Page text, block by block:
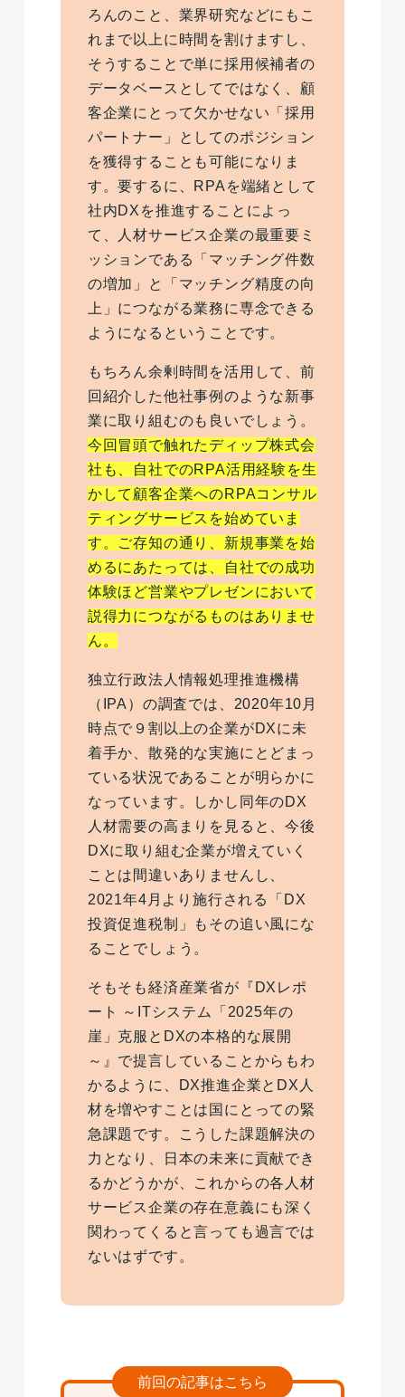
ろんのこと、業界研究などにもこ
れまで以上に時間を割けますし、
そうすることで単に採用候補者の
データベースとしてではなく、顧
客企業にとって欠かせない「採用
パートナー」としてのポジション
を獲得することも可能になりま
す。要するに、RPAを端緒として
社内DXを推進することによっ
て、人材サービス企業の最重要ミ
ッションである「マッチング件数
の増加」と「マッチング精度の向
上」につながる業務に専念できる
ようになるということです。
もちろん余剰時間を活用して、前
回紹介した他社事例のような新事
業に取り組むのも良いでしょう。
今回冒頭で触れたディップ株式会
社も、自社でのRPA活用経験を生
かして顧客企業へのRPAコンサル
ティングサービスを始めていま
す。ご存知の通り、新規事業を始
めるにあたっては、自社での成功
体験ほど営業やプレゼンにおいて
説得力につながるものはありませ
ん。
独立行政法人情報処理推進機構
（IPA）の調査では、2020年10月
時点で９割以上の企業がDXに未
着手か、散発的な実施にとどまっ
ている状況であることが明らかに
なっています。しかし同年のDX
人材需要の高まりを見ると、今後
DXに取り組む企業が増えていく
ことは間違いありませんし、
2021年4月より施行される「DX
投資促進税制」もその追い風にな
ることでしょう。
そもそも経済産業省が『DXレポ
ート ～ITシステム「2025年の
崖」克服とDXの本格的な展開
～』で提言していることからもわ
かるように、DX推進企業とDX人
材を増やすことは国にとっての緊
急課題です。こうした課題解決の
力となり、日本の未来に貢献でき
るかどうかが、これからの各人材
サービス企業の存在意義にも深く
関わってくると言っても過言では
ないはずです。
前回の記事はこちら